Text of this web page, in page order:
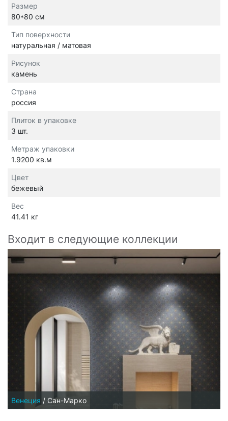
Размер
80*80 см
Тип поверхности
натуральная / матовая
Рисунок
камень
Страна
россия
Плиток в упаковке
3 шт.
Метраж упаковки
1.9200 кв.м
Цвет
бежевый
Вес
41.41 кг
Входит в следующие коллекции
Венеция / Сан-Марко